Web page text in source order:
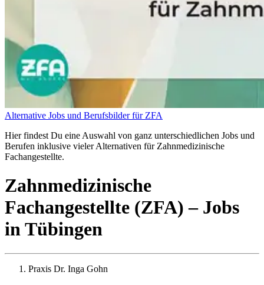
Alternative Jobs und Berufsbilder für ZFA
Hier findest Du eine Auswahl von ganz unterschiedlichen Jobs und
Berufen inklusive vieler Alternativen für Zahnmedizinische
Fachangestellte.
Zahnmedizinische
Fachangestellte (ZFA) – Jobs
inTübingen
Praxis Dr. Inga Gohn